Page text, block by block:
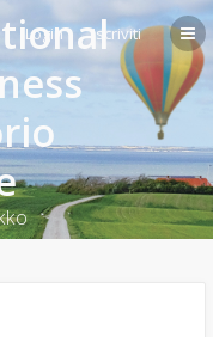
Login Iscriviti